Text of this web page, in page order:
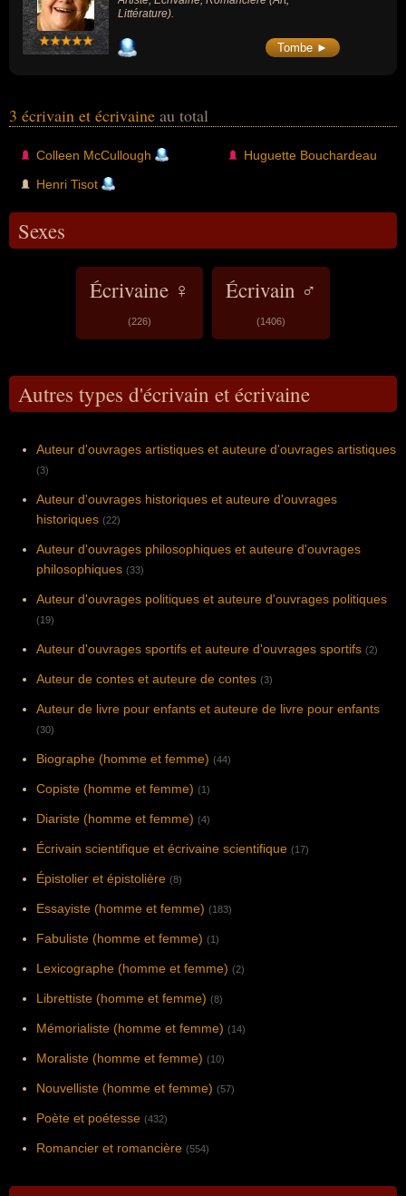
Littérature).
Tombe ►
3 écrivain et écrivaine au total
Colleen McCullough
Henri Tisot
Huguette Bouchardeau
Sexes
Écrivaine ♀
(226)
Écrivain ♂
(1406)
Autres types d'écrivain et écrivaine
Auteur d'ouvrages artistiques et auteure d'ouvrages artistiques
(3)
Auteur d'ouvrages historiques et auteure d'ouvrages
historiques (22)
Auteur d'ouvrages philosophiques et auteure d'ouvrages
philosophiques (33)
Auteur d'ouvrages politiques et auteure d'ouvrages politiques
(19)
Auteur d'ouvrages sportifs et auteure d'ouvrages sportifs (2)
Auteur de contes et auteure de contes (3)
Auteur de livre pour enfants et auteure de livre pour enfants
(30)
Biographe (homme et femme) (44)
Copiste (homme et femme) (1)
Diariste (homme et femme) (4)
Écrivain scientifique et écrivaine scientifique (17)
Épistolier et épistolière (8)
Essayiste (homme et femme) (183)
Fabuliste (homme et femme) (1)
Lexicographe (homme et femme) (2)
Librettiste (homme et femme) (8)
Mémorialiste (homme et femme) (14)
Moraliste (homme et femme) (10)
Nouvelliste (homme et femme) (57)
Poète et poétesse (432)
Romancier et romancière (554)